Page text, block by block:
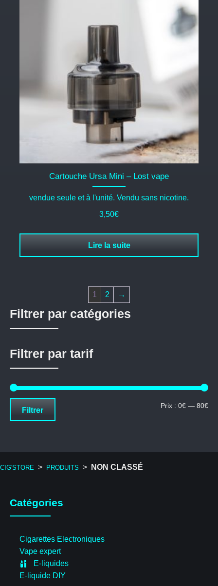
Cartouche Ursa Mini – Lost vape
vendue seule et à l'unité. Vendu sans nicotine.
3,50€
Lire la suite
1 2 →
Filtrer par catégories
Filtrer par tarif
Filtrer Prix : 0€ — 80€
CIG'STORE > PRODUITS > NON CLASSÉ
Catégories
Cigarettes Electroniques
Vape expert
E-liquides
E-liquide DIY